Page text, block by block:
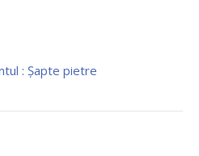
: Şapte pietre